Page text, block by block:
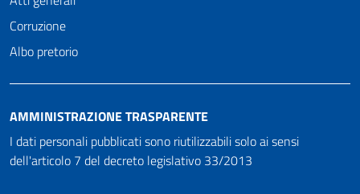
Corruzione
Albo pretorio
AMMINISTRAZIONE TRASPARENTE
I dati personali pubblicati sono riutilizzabili solo ai sensi
dell'articolo 7 del decreto legislativo 33/2013